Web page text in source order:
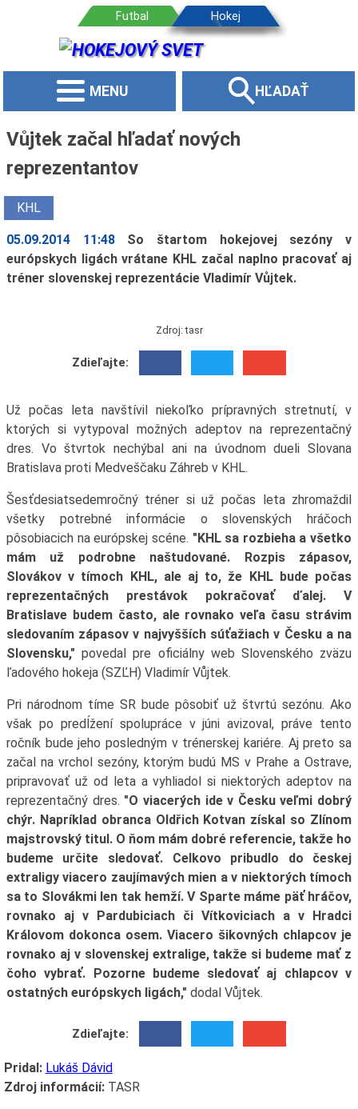
MENU HĽADAŤ
Vůjtek začal hľadať nových
reprezentantov
KHL
05.09.2014 11:48
So štartom hokejovej sezóny v
európskych ligách vrátane KHL začal naplno pracovať aj
tréner slovenskej reprezentácie Vladimír Vůjtek.
Zdroj: tasr
Zdieľajte:
Už počas leta navštívil niekoľko prípravných stretnutí, v
ktorých si vytypoval možných adeptov na reprezentačný
dres. Vo štvrtok nechýbal ani na úvodnom dueli Slovana
Bratislava proti Medveščaku Záhreb v KHL.
Šesťdesiatsedemročný tréner si už počas leta zhromaždil
všetky potrebné informácie o slovenských hráčoch
pôsobiacich na európskej scéne. "KHL sa rozbieha a všetko
mám už podrobne naštudované. Rozpis zápasov,
Slovákov v tímoch KHL, ale aj to, že KHL bude počas
reprezentačných prestávok pokračovať ďalej. V
Bratislave budem často, ale rovnako veľa času strávim
sledovaním zápasov v najvyšších súťažiach v Česku a na
Slovensku," povedal pre oficiálny web Slovenského zväzu
ľadového hokeja (SZĽH) Vladimír Vůjtek.
Pri národnom tíme SR bude pôsobiť už štvrtú sezónu. Ako
však po predĺžení spolupráce v júni avizoval, práve tento
ročník bude jeho posledným v trénerskej kariére. Aj preto sa
začal na vrchol sezóny, ktorým budú MS v Prahe a Ostrave,
pripravovať už od leta a vyhliadol si niektorých adeptov na
reprezentačný dres. "O viacerých ide v Česku veľmi dobrý
chýr. Napríklad obranca Oldřich Kotvan získal so Zlínom
majstrovský titul. O ňom mám dobré referencie, takže ho
budeme určite sledovať. Celkovo pribudlo do českej
extraligy viacero zaujímavých mien a v niektorých tímoch
sa to Slovákmi len tak hemží. V Sparte máme päť hráčov,
rovnako aj v Pardubiciach či Vítkoviciach a v Hradci
Královom dokonca osem. Viacero šikovných chlapcov je
rovnako aj v slovenskej extralige, takže si budeme mať z
čoho vybrať. Pozorne budeme sledovať aj chlapcov v
ostatných európskych ligách," dodal Vůjtek.
Zdieľajte:
Pridal: Lukáš Dávid
Zdroj informácií:TASR